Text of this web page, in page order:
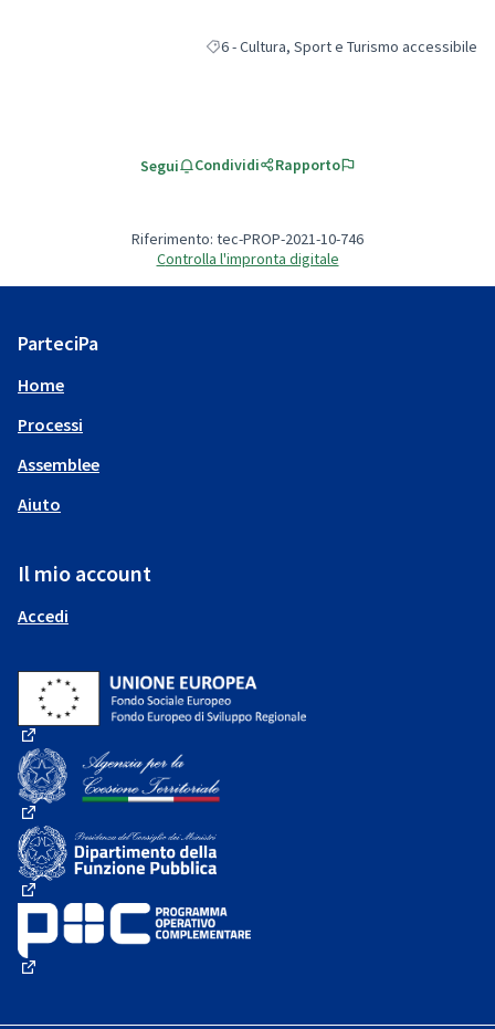
Filtra i risultati per categoria: 6 - Cultura,
6 - Cultura, Sport e Turismo accessibile
Segui Condividi Rapporto
Riferimento: tec-PROP-2021-10-746
Controlla l'impronta digitale
ParteciPa
Home
Processi
Assemblee
Aiuto
Il mio account
Accedi
(Collegamento esterno)
(Collegamento esterno)
(Collegamento esterno)